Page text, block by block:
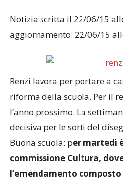
Notizia scritta il 22/06/15
aggiornamento: 22/06/15
Renzi lavora per portare a
riforma della scuola. Per il
l’anno prossimo. La
decisiva per le sorti del
Buona scuola: per martedì
commissione Cultura,
l’emendamento